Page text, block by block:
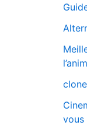
vous